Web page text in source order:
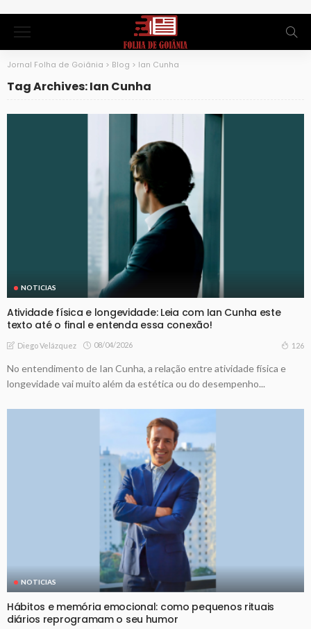
Jornal Folha de Goiânia > Blog > Ian Cunha
Tag Archives: Ian Cunha
NOTICIAS
Atividade física e longevidade: Leia com Ian Cunha este
texto até o final e entenda essa conexão!
Diego Velázquez 08/04/2026 126
No entendimento de Ian Cunha, a relação entre atividade física e
longevidade vai muito além da estética ou do desempenho...
NOTICIAS
Hábitos e memória emocional: como pequenos rituais
diários reprogramam o seu humor